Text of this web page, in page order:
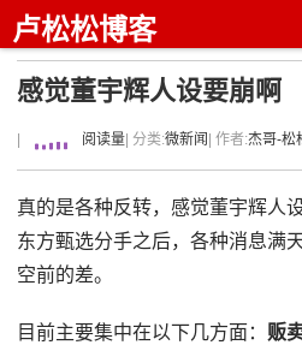
卢松松博客
感觉董宇辉人设要崩啊
阅读量 | 分类:微新闻 | 作者:杰哥-松
真的是各种反转，感觉董宇辉人
东方甄选分手之后，各种消息满
空前的差。
目前主要集中在以下几方面： 贩